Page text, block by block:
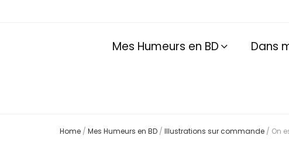
Mes Humeurs en BD Dans
Home / Mes Humeurs en BD / Illustrations sur commande / On